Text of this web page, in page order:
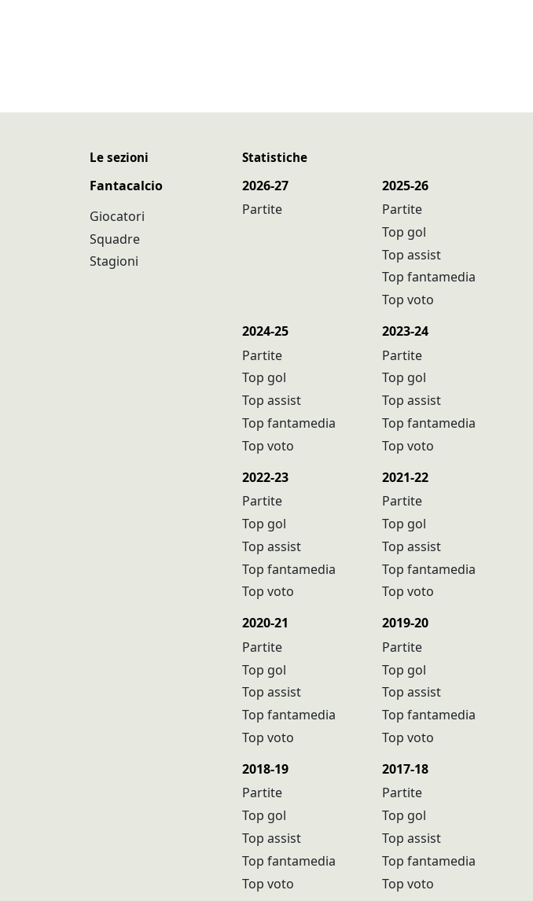
Le sezioni
Fantacalcio
Giocatori
Squadre
Stagioni
Statistiche
2026-27
Partite
2025-26
Partite
Top gol
Top assist
Top fantamedia
Top voto
2024-25
Partite
Top gol
Top assist
Top fantamedia
Top voto
2023-24
Partite
Top gol
Top assist
Top fantamedia
Top voto
2022-23
Partite
Top gol
Top assist
Top fantamedia
Top voto
2021-22
Partite
Top gol
Top assist
Top fantamedia
Top voto
2020-21
Partite
Top gol
Top assist
Top fantamedia
Top voto
2019-20
Partite
Top gol
Top assist
Top fantamedia
Top voto
2018-19
Partite
Top gol
Top assist
Top fantamedia
Top voto
2017-18
Partite
Top gol
Top assist
Top fantamedia
Top voto